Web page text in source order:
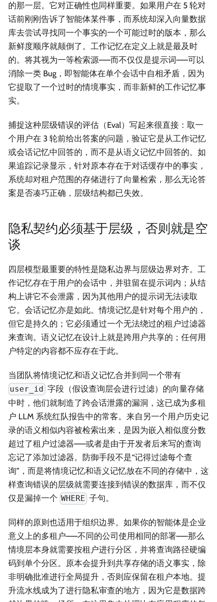
的那一层。它对正确性也同样重要。如果用户在 5 轮对
话前刚刚告诉了智能体某件事，而系统却深入向量数据
库去尝试寻找同一个事实的一个可能过时的版本，那么
新鲜度顺序就颠倒了。工作记忆在定义上就是最及时
的。将其视为一等检索源——而不仅仅是提示词——可以
消除一类 Bug，即智能体在单个会话中自相矛盾，因为
它提取了一个过时的情境事实，而非新鲜的工作记忆事
实。
捕捉这种层级错误的评估（Eval）写起来很直接：取一
个用户在 3 轮前给出答案的问题，验证它是从工作记忆
或会话记忆中回答的，而不是从语义记忆中回答的。如
果追踪记录显示，针对原本存在于对话缓存中的事实，
系统却对租户范围的存储进行了向量检索，那么无论答
案是否凑巧正确，层级结构都已失效。
隐私契约必须基于层级，否则就是空
谈
四层模型最重要的特性是隐私边界与层级边界对齐。工
作记忆存在于用户的会话中，并驻留在提示词内；从结
构上讲它不会泄露，因为其他用户的提示词无法读取
它。会话记忆亦是如此。情境记忆是针对每个用户的，
但它是持久的；它必须通过一个无法绕过的租户过滤器
来查询。语义记忆在设计上就是跨用户共享的；任何用
户特定的内容都不应存在于此。
当团队将情境记忆和语义记忆合并到同一个带有
user_id 字段（假设查询层会进行过滤）的向量存储
中时，他们就制造了跨会话泄露的漏洞，这已成为多租
户 LLM 系统红队报告中的常客。来自另一个用户历史记
录的语义相似内容被检索出来，是因为嵌入相似度分数
超过了租户过滤器——或者是由于开发者后来写的查询
忘记了添加过滤器。防御手段不是“记得过滤每个查
询”，而是将情境记忆和语义记忆放在不同的存储中，这
样查询错误的层级就需要连接到错误的数据库，而不仅
仅是漏掉一个 WHERE 子句。
同样的原则也适用于组织边界。如果你的智能体是企业
意义上的多租户——不同的公司使用相同的部署——那么
情境层本身就需要按租户进行分区，并将查询路径硬编
码到单个分区。原本会提升到共享存储的语义事实，除
非明确批准进行全局提升，否则应保留在租户本地。提
升流水线成为了进行隐私审查的地方，因为它是数据跨